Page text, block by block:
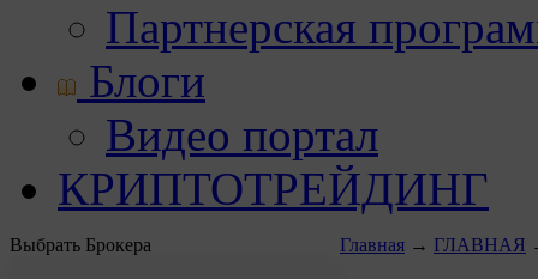
Партнерская
Блоги
Видео портал
КРИПТОТРЕЙДИНГ
Выбрать Брокера Главная → ГЛАВНАЯ